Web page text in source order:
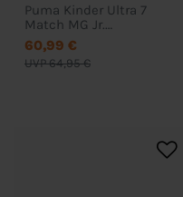
Puma Kinder Ultra 7
Match MG Jr.
Fußballschuhe - 109159
UVP 64,95 €
60,99 €